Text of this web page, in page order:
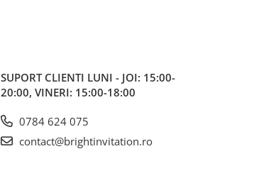
SUPORT CLIENTI LUNI - JOI: 15:00-
20:00, VINERI: 15:00-18:00
0784 624 075
contact@brightinvitation.ro